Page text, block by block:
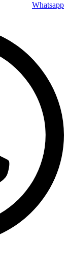
Whatsapp